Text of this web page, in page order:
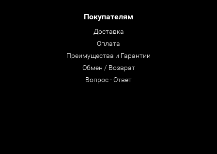
Покупателям
Доставка
Оплата
Преимущества и Гарантии
Обмен / Возврат
Вопрос - Ответ